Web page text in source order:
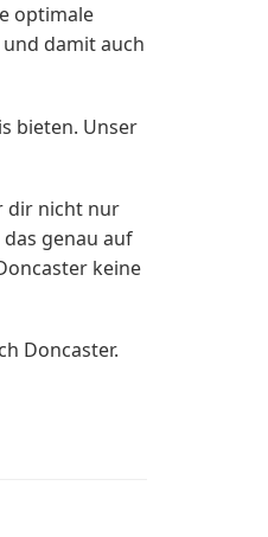
optimale
damit auch
bieten. Unser
dir nicht nur
genau auf
keine
Doncaster.